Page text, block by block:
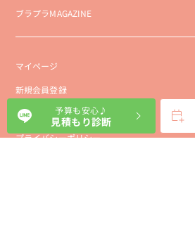
ブラプラMAGAZINE
マイページ
新規会員登録
会社概要
プライバシーポリシー
予算も安心♪
見積もり診断